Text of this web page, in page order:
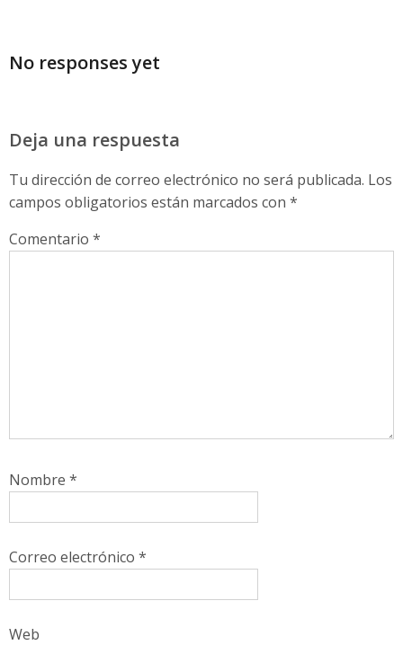
No responses yet
Deja una respuesta
Tu dirección de correo electrónico no será publicada. Los
campos obligatorios están marcados con *
Comentario *
Nombre *
Correo electrónico *
Web